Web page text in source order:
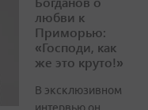
любви к
Приморью:
«Господи, как
же это круто!»
В эксклюзивном